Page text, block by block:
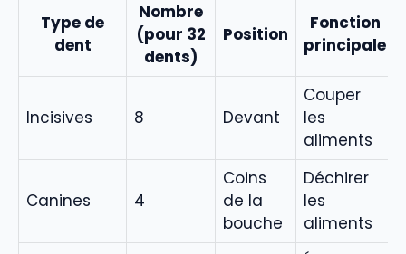
Type de
dent
Nombre
(pour 32
dents)
Position
Fonction
principale
Incisives 8 Devant
Couper
les
aliments
Canines 4
Coins
de la
bouche
Déchirer
les
aliments